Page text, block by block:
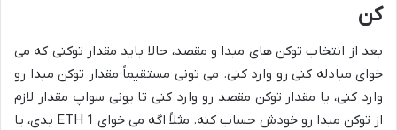
کن
بعد از انتخاب توکن های مبدا و مقصد، حالا باید مقدار توکنی که می
خوای مبادله کنی رو وارد کنی. می تونی مستقیماً مقدار توکن مبدا رو
وارد کنی، یا مقدار توکن مقصد رو وارد کنی تا یونی سواپ مقدار لازم
از توکن مبدا رو خودش حساب کنه. مثلاً اگه می خوای 1 ETH بدی، یا